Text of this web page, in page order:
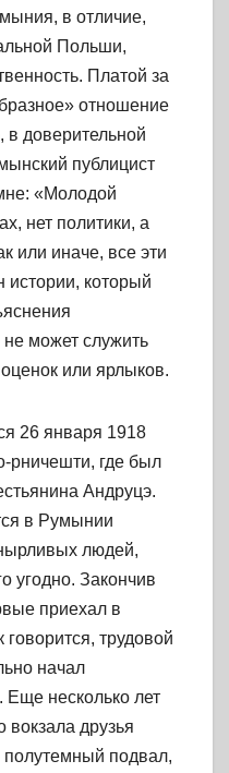
в отличие,
Польши,
Платой за
отношение
доверительной
публицист
«Молодой
нет политики, а
или иначе, все эти
который
может служить
или ярлыков.
26 января 1918
рничешти, где был
Андруцэ.
в Румынии
людей,
угодно. Закончив
приехал в
говорится, трудовой
начал
Еще несколько лет
вокзала друзья
полутемный подвал,